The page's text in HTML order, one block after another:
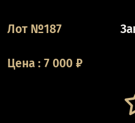
Лот №187
Цена : 7 000 ₽